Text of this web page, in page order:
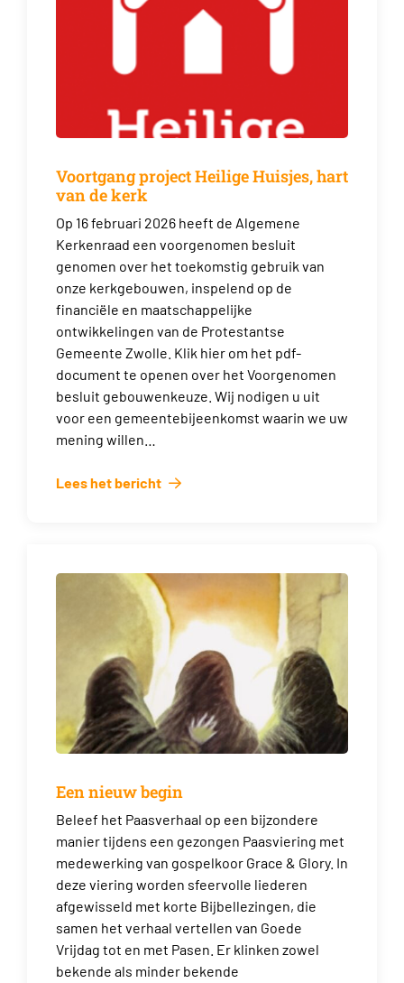
Voortgang project Heilige Huisjes, hart
van de kerk
Op 16 februari 2026 heeft de Algemene
Kerkenraad een voorgenomen besluit
genomen over het toekomstig gebruik van
onze kerkgebouwen, inspelend op de
financiële en maatschappelijke
ontwikkelingen van de Protestantse
Gemeente Zwolle. Klik hier om het pdf-
document te openen over het Voorgenomen
besluit gebouwenkeuze. Wij nodigen u uit
voor een gemeentebijeenkomst waarin we uw
mening willen…
Lees het bericht
Een nieuw begin
Beleef het Paasverhaal op een bijzondere
manier tijdens een gezongen Paasviering met
medewerking van gospelkoor Grace & Glory. In
deze viering worden sfeervolle liederen
afgewisseld met korte Bijbellezingen, die
samen het verhaal vertellen van Goede
Vrijdag tot en met Pasen. Er klinken zowel
bekende als minder bekende